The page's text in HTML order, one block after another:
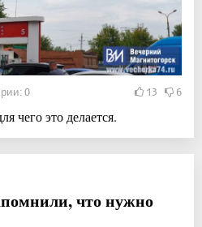
0 13 6
чего это делается.
что нужно